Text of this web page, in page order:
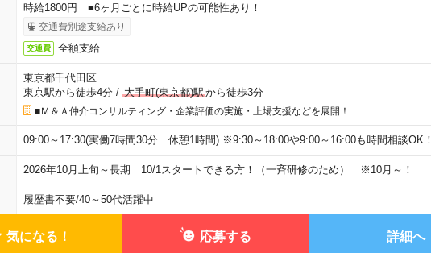
時給1800円 ■6ヶ月ごとに時給UPの可能性あり！
交通費別途支給あり
交通費 全額支給
東京都千代田区
東京駅から徒歩4分/ 大手町(東京都)駅から徒歩3分
■Ｍ＆Ａ仲介コンサルティング・企業評価の実施・上場支援などを展開！
09:00～17:30(実働7時間30分 休憩1時間) ※9:30～18:00や9:00～16:00も時間相談OK！
2026年10月上旬～長期 10/1スタートできる方！（一斉研修のため） ※10月～！
履歴書不要/40～50代活躍中
気になる！ 応募する 詳細へ